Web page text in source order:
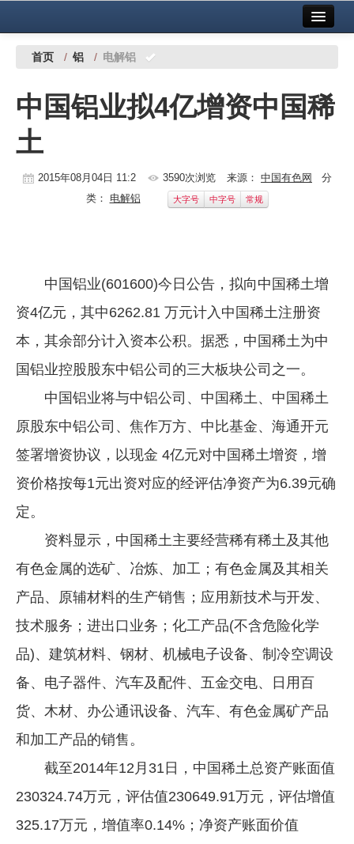
中国有色金属报社主办 广告服务
铜镍铅锌
铝
稀有稀土
地矿 建设
党建工作
企业文化
《资源再生》杂志
数字报
首页 / 铝 / 电解铝
中国铝业拟4亿增资中国稀
土
2015年08月04日 11:2 3590次浏览 来源： 中国有色网
分
类： 电解铝 大字号 中字号 常规
中国铝业(601600)今日公告，拟向中国稀土增
资4亿元，其中6262.81 万元计入中国稀土注册资
本，其余部分计入资本公积。据悉，中国稀土为中
国铝业控股股东中铝公司的三大板块公司之一。
中国铝业将与中铝公司、中国稀土、中国稀土
原股东中铝公司、焦作万方、中比基金、海通开元
签署增资协议，以现金 4亿元对中国稀土增资，增
资价格按每1元出资对应的经评估净资产为6.39元确
定。
资料显示，中国稀土主要经营稀有稀土及其他
有色金属的选矿、冶炼、加工；有色金属及其相关
产品、原辅材料的生产销售；应用新技术与开发、
技术服务；进出口业务；化工产品(不含危险化学
品)、建筑材料、钢材、机械电子设备、制冷空调设
备、电子器件、汽车及配件、五金交电、日用百
货、木材、办公通讯设备、汽车、有色金属矿产品
和加工产品的销售。
截至2014年12月31日，中国稀土总资产账面值
230324.74万元，评估值230649.91万元，评估增值
325.17万元，增值率0.14%；净资产账面价值